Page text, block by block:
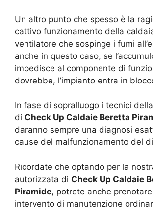
Un altro punto che spesso è la
cattivo funzionamento della
ventilatore che sospinge i fumi
anche in questo caso, se
impedisce al componente di
dovrebbe, l’impianto entra in
In fase di sopralluogo i tecnici
di Check Up Caldaie Beretta
daranno sempre una diagnosi
cause del malfunzionamento del
Ricordate che optando per la
autorizzata di Check Up Caldaie
Piramide, potrete anche
intervento di manutenzione